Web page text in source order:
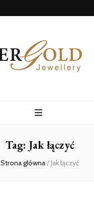
Tag: Jak łączyć
Strona główna/Jak łączyć